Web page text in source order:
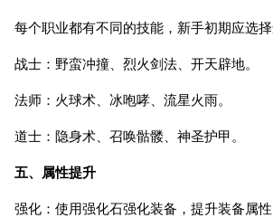
每个职业都有不同的技能，新手初期应选
战士：野蛮冲撞、烈火剑法、开天辟地。
法师：火球术、冰咆哮、流星火雨。
道士：隐身术、召唤骷髅、神圣护甲。
五、属性提升
强化：使用强化石强化装备，提升装备属性